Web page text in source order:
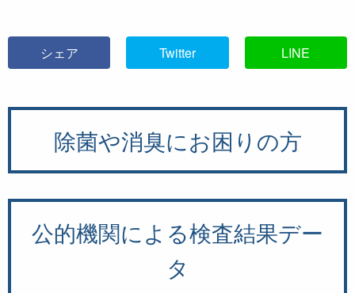
シェア Twitter LINE
除菌や消臭にお困りの方
公的機関による検査結果デー
タ